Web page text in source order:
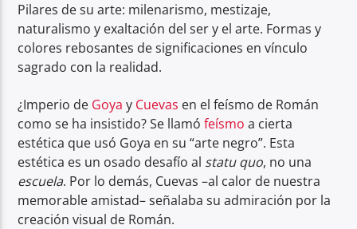
Pilares de su arte: milenarismo, mestizaje,
naturalismo y exaltación del ser y el arte. Formas y
colores rebosantes de significaciones en vínculo
sagrado con la realidad.
¿Imperio de Goya y Cuevas en el feísmo de Román
como se ha insistido? Se llamófeísmo a cierta
estética que usó Goya en su “arte negro”. Esta
estética es un osado desafío al statu quo, no una
escuela. Por lo demás, Cuevas –al calor de nuestra
memorable amistad– señalaba su admiración por la
creación visual de Román.